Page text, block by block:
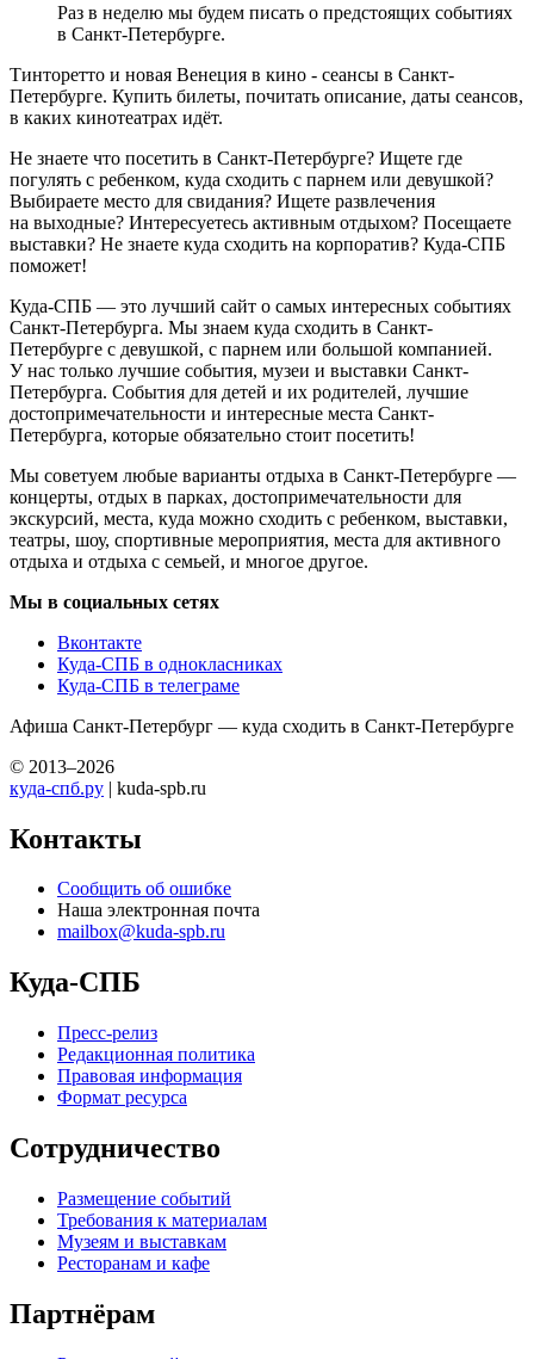
Раз в неделю мы будем писать о предстоящих событиях
в Санкт-Петербурге.
Тинторетто и новая Венеция в кино - сеансы в Санкт-
Петербурге. Купить билеты, почитать описание, даты сеансов,
в каких кинотеатрах идёт.
Не знаете что посетить в Санкт-Петербурге? Ищете где
погулять с ребенком, куда сходить с парнем или девушкой?
Выбираете место для свидания? Ищете развлечения
на выходные? Интересуетесь активным отдыхом? Посещаете
выставки? Не знаете куда сходить на корпоратив? Куда-СПБ
поможет!
Куда-СПБ — это лучший сайт о самых интересных событиях
Санкт-Петербурга. Мы знаем куда сходить в Санкт-
Петербурге с девушкой, с парнем или большой компанией.
У нас только лучшие события, музеи и выставки Санкт-
Петербурга. События для детей и их родителей, лучшие
достопримечательности и интересные места Санкт-
Петербурга, которые обязательно стоит посетить!
Мы советуем любые варианты отдыха в Санкт-Петербурге —
концерты, отдых в парках, достопримечательности для
экскурсий, места, куда можно сходить с ребенком, выставки,
театры, шоу, спортивные мероприятия, места для активного
отдыха и отдыха с семьей, и многое другое.
Мы в социальных сетях
Вконтакте
Куда-СПБ в однокласниках
Куда-СПБ в телеграме
Афиша Санкт-Петербург — куда сходить в Санкт-Петербурге
© 2013–2026
куда-спб.ру | kuda-spb.ru
Контакты
Сообщить об ошибке
Наша электронная почта
mailbox@kuda-spb.ru
Куда-СПБ
Пресс-релиз
Редакционная политика
Правовая информация
Формат ресурса
Сотрудничество
Размещение событий
Требования к материалам
Музеям и выставкам
Ресторанам и кафе
Партнёрам